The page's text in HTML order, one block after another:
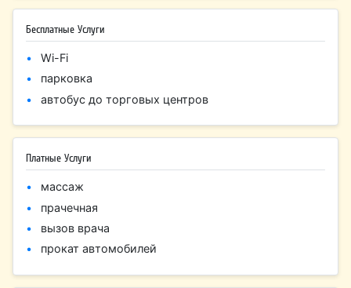
Бесплатные Услуги
Wi-Fi
парковка
автобус до торговых центров
Платные Услуги
массаж
прачечная
вызов врача
прокат автомобилей